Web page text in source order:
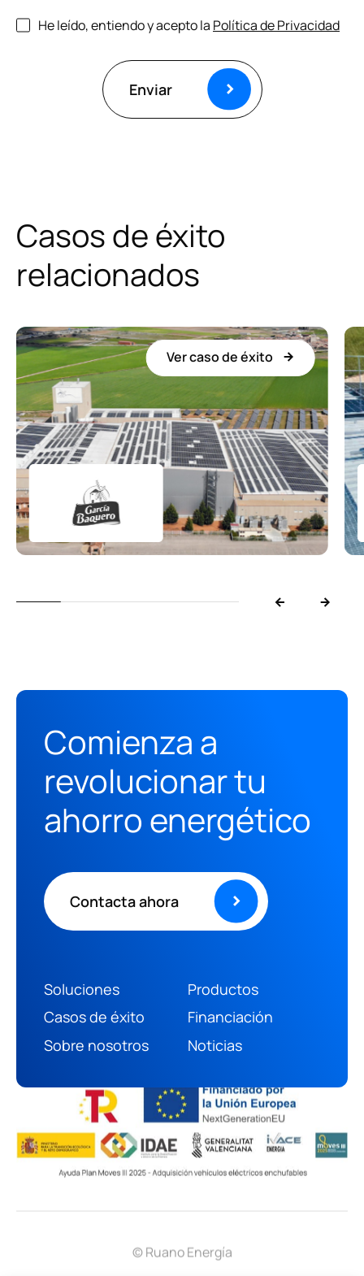
*
He leído, entiendo y acepto la Política de Privacidad
Enviar
Casos de éxito
relacionados
Ver caso de éxito
Soluciones
Productos
Casos de éxito
Financiación
Sobre nosotros
Noticias
Comienza a
revolucionar tu
ahorro energético
Contacta ahora
(+34) 966 469 187
info@ruanoenergia.com
© Ruano Energía